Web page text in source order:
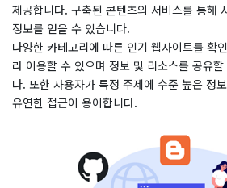
제공합니다. 구축된 콘텐츠의 서비스를 통해
정보를 얻을 수 있습니다.
다양한 카테고리에 따른 인기 웹사이트를 확
라 이용할 수 있으며 정보 및 리소스를 공유
다. 또한 사용자가 특정 주제에 수준 높은 정
유연한 접근이 용이합니다.